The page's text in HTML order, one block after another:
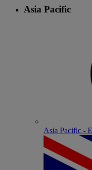
Asia Pacific
Asia Pacific -